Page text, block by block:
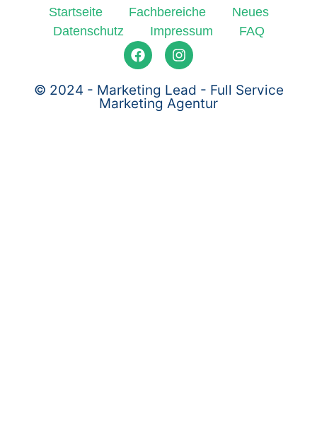
Startseite Fachbereiche
Neues
Datenschutz
Impressum FAQ
© 2024 - Marketing Lead - Full Service
Marketing Agentur